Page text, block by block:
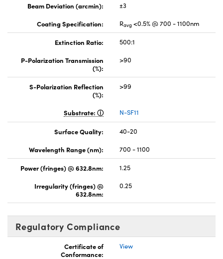
Beam Deviation (arcmin):
±3
Coating Specification:
Ravg <0.5% @ 700 - 1100nm
Extinction Ratio:
500:1
P-Polarization Transmission
(%):
>90
S-Polarization Reflection
(%):
>99
Substrate: N-SF11
Surface Quality:
40-20
Wavelength Range (nm):
700 - 1100
Power (fringes) @ 632.8nm:
1.25
Irregularity (fringes) @
632.8nm:
0.25
Regulatory Compliance
Certificate of
Conformance:
View